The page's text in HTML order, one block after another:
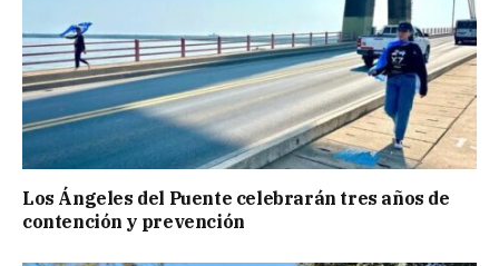
Los Ángeles del Puente celebrarán tres años de
contención y prevención